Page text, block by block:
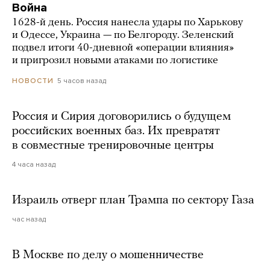
Война
1628-й день. Россия нанесла удары по Харькову
и Одессе, Украина — по Белгороду. Зеленский
подвел итоги 40-дневной «операции влияния»
и пригрозил новыми атаками по логистике
НОВОСТИ 5 часов назад
Россия и Сирия договорились о будущем
российских военных баз. Их превратят
в совместные тренировочные центры
4 часа назад
Израиль отверг план Трампа по сектору Газа
час назад
В Москве по делу о мошенничестве